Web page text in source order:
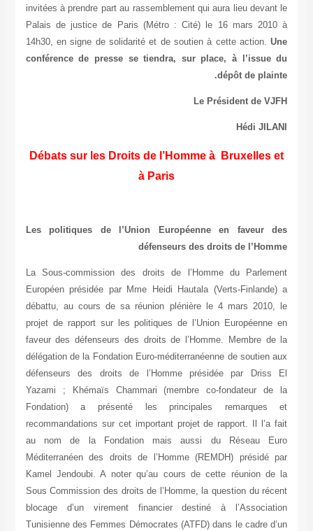
invitées à prendre part au rassemblement qui aura lieu
Palais de justice de Paris (Métro : Cité) le 16 mars
14h30, en signe de solidarité et de soutien à cette action.
conférence de presse se tiendra, sur place, à l’issue
dépôt de
Le Président de
Hédi
Débats sur les Droits de l’Homme à Bruxelles
Les politiques de l’Union Européenne en faveur
défenseurs des droits de
La Sous-commission des droits de l’Homme du
Européen présidée par Mme Heidi Hautala (Verts-
débattu, au cours de sa réunion plénière le 4 mars
projet de rapport sur les politiques de l’Union
faveur des défenseurs des droits de l’Homme. Membre
délégation de la Fondation Euro-méditerranéenne de soutien
défenseurs des droits de l’Homme présidée par
Yazami ; Khémaïs Chammari (membre co-fondateur
Fondation) a présenté les principales
recommandations sur cet important projet de rapport. Il l’a
au nom de la Fondation mais aussi du Réseau
Méditerranéen des droits de l’Homme (REMDH) présidé
Kamel Jendoubi. A noter qu’au cours de cette réunion
Sous Commission des droits de l’Homme, la question du
blocage d’un virement financier destiné à
Tunisienne des Femmes Démocrates (ATFD) dans le cadre